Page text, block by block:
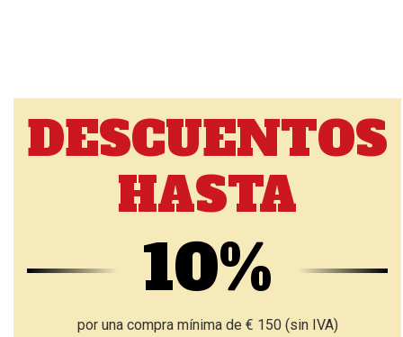
DESCUENTOS
HASTA
10%
por una compra mínima de € 150 (sin IVA)